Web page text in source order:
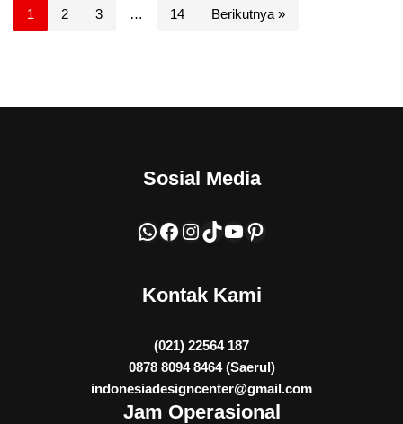
1 2 3 … 14 Berikutnya »
Sosial Media
Kontak Kami
(021) 22564 187
0878 8094 8464 (Saerul)
indonesiadesigncenter@gmail.com
Jam Operasional